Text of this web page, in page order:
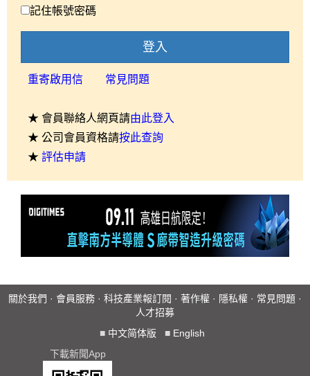
記住帳號密碼
登入
重寄啟用信 常見問題
★ 會員聯絡人網頁請由此登入
★ 公司會員資格請按此查詢
★ 評估申請
關於我們 · 會員服務 · 科技產業報訂閱 · 著作權 · 隱私權 · 常見問題 ·
人才招募
■ 中文简体版 ■ English
下載新聞App